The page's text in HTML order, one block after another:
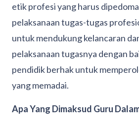
etik profesi yang harus
pelaksanaan tugas-tugas
untuk mendukung kelancaran
pelaksanaan tugasnya dengan
pendidik berhak untuk
yang memadai.
Apa Yang Dimaksud Guru